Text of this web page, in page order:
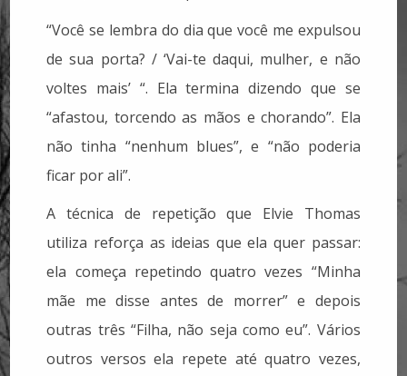
“Você se lembra do dia que você me expulsou
de sua porta? / ‘Vai-te daqui, mulher, e não
voltes mais’ “. Ela termina dizendo que se
“afastou, torcendo as mãos e chorando”. Ela
não tinha “nenhum blues”, e “não poderia
ficar por ali”.
A técnica de repetição que Elvie Thomas
utiliza reforça as ideias que ela quer passar:
ela começa repetindo quatro vezes “Minha
mãe me disse antes de morrer” e depois
outras três “Filha, não seja como eu”. Vários
outros versos ela repete até quatro vezes,